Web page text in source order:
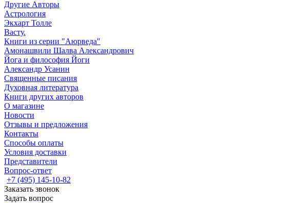
Другие Aвторы
Астрология
Экхарт Толле
Васту.
Книги из серии "Аюрведа"
Амонашвили Шалва Александрович
Йога и философия Йоги
Александр Усанин
Священные писания
Духовная литература
Книги других авторов
О магазине
Новости
Отзывы и предложения
Контакты
Способы оплаты
Условия доставки
Представители
Вопрос-ответ
+7 (495) 145-10-82
Заказать звонок
Задать вопрос